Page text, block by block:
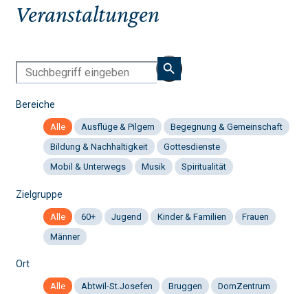
Veranstaltungen
Bereiche
Alle Ausflüge & Pilgern
Begegnung & Gemeinschaft
Bildung & Nachhaltigkeit
Gottesdienste
Mobil & Unterwegs
Musik Spiritualität
Zielgruppe
Alle 60+ Jugend Kinder & Familien
Frauen
Männer
Ort
Alle Abtwil-St.Josefen Bruggen
DomZentrum